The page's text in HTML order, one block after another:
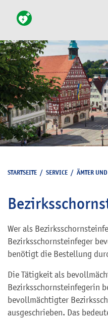
STARTSEITE / SERVICE / ÄMTER
Wer als
Bezirksschornsteinfeger
benötigt die Bestellung
Die Tätigkeit als
Bezirksschornsteinfegerin
bevollmächtigter
ausgeschrieben. Das